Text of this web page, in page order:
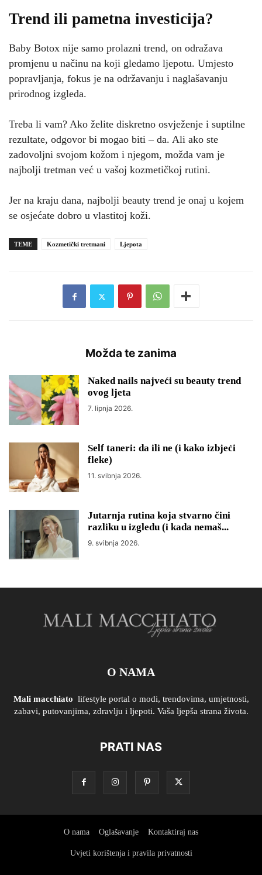
Trend ili pametna investicija?
Baby Botox nije samo prolazni trend, on odražava
promjenu u načinu na koji gledamo ljepotu. Umjesto
popravljanja, fokus je na održavanju i naglašavanju
prirodnog izgleda.
Treba li vam? Ako želite diskretno osvježenje i suptilne
rezultate, odgovor bi mogao biti – da. Ali ako ste
zadovoljni svojom kožom i njegom, možda vam je
najbolji tretman već u vašoj kozmetičkoj rutini.
Jer na kraju dana, najbolji beauty trend je onaj u kojem
se osjećate dobro u vlastitoj koži.
TEME Kozmetički tretmani Ljepota
Možda te zanima
Naked nails najveći su beauty trend
ovog ljeta
7. lipnja 2026.
Self taneri: da ili ne (i kako izbjeći
fleke)
11. svibnja 2026.
Jutarnja rutina koja stvarno čini
razliku u izgledu (i kada nemaš...
9. svibnja 2026.
O NAMA
Mali macchiato lifestyle portal o modi, trendovima, umjetnosti,
zabavi, putovanjima, zdravlju i ljepoti. Vaša ljepša strana života.
PRATI NAS
O nama Oglašavanje Kontaktiraj nas
Uvjeti korištenja i pravila privatnosti